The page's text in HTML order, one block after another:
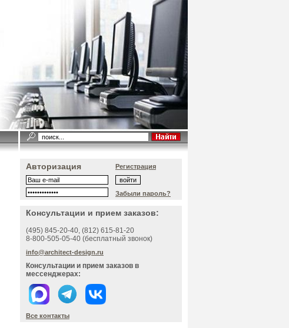
Авторизация Регистрация
Забыли пароль?
Консультации и прием заказов:
(495) 845-20-40, (812) 615-81-20
8-800-505-05-40 (бесплатный звонок)
info@architect-design.ru
Консультации и прием заказов в
мессенджерах:
Все контакты